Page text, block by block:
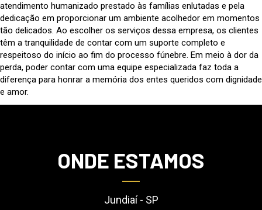
atendimento humanizado prestado às famílias enlutadas e pela
dedicação em proporcionar um ambiente acolhedor em momentos
tão delicados. Ao escolher os serviços dessa empresa, os clientes
têm a tranquilidade de contar com um suporte completo e
respeitoso do início ao fim do processo fúnebre. Em meio à dor da
perda, poder contar com uma equipe especializada faz toda a
diferença para honrar a memória dos entes queridos com dignidade
e amor.
ONDE ESTAMOS
Jundiaí - SP